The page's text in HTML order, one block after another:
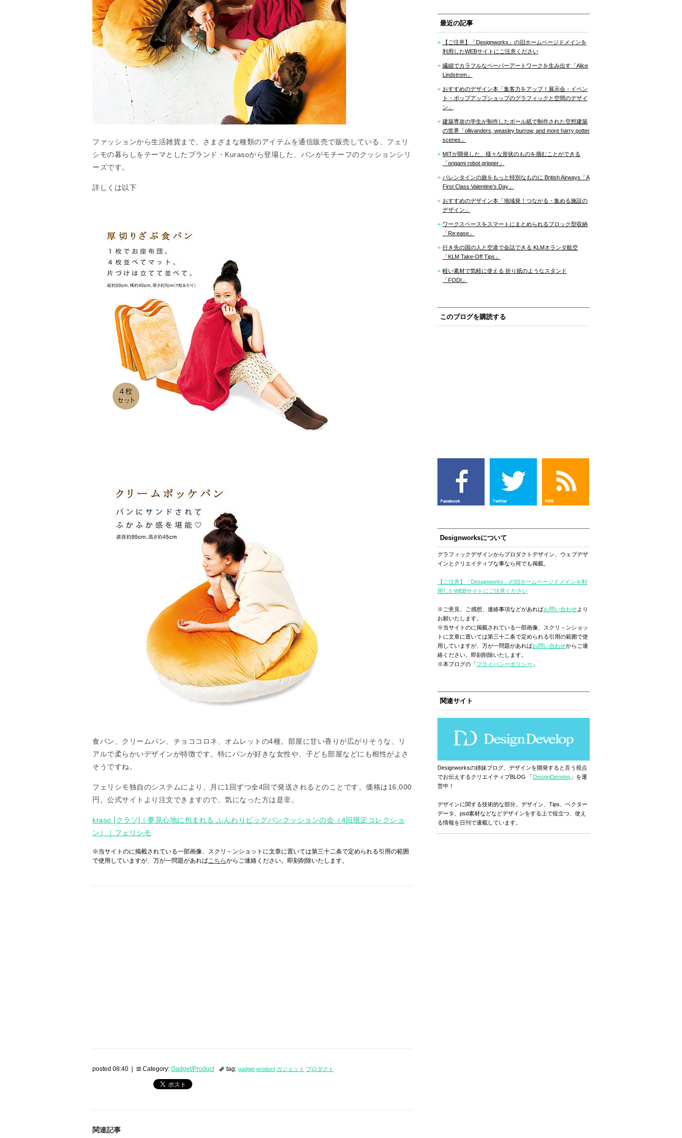
ファッションから生活雑貨まで、さまざまな種類のアイテムを通信販売で販売している、フェリ
シモの暮らしをテーマとしたブランド・Kurasoから登場した、パンがモチーフのクッションシリ
ーズです。
詳しくは以下
食パン、クリームパン、チョココロネ、オムレットの4種。部屋に甘い香りが広がりそうな、リ
アルで柔らかいデザインが特徴です。特にパンが好きな女性や、子ども部屋などにも相性がよさ
そうですね。
フェリシモ独自のシステムにより、月に1回ずつ全4回で発送されるとのことです。価格は16,000
円。公式サイトより注文できますので、気になった方は是非。
kraso [クラソ]｜夢見心地に包まれる ふんわりビッグパンクッションの会（4回限定コレクショ
ン）｜フェリシモ
※当サイトのに掲載されている一部画像、スクリ－ンショットに文章に置いては第三十二条で定められる引用の範囲
で使用していますが、万が一問題があればこちらからご連絡ください。即刻削除いたします。
posted 08:40 | Category: Gadget/Product tag: gadget product ガジェット プロダクト
関連記事
最近の記事
【ご注意】「Designworks」の旧ホームページドメインを
利用したWEBサイトにご注意ください
繊細でカラフルなペーパーアートワークを生み出す「Alice
Lindstrom」
おすすめのデザイン本「集客力をアップ！展示会・イベン
ト・ポップアップショップのグラフィックと空間のデザイ
ン」
建築専攻の学生が制作したボール紙で制作された空想建築
の世界「ollivanders, weasley burrow, and more harry potter
scenes」
MITが開発した、様々な形状のものを掴むことができる
「origami robot gripper」
バレンタインの旅をもっと特別なものに British Airways「A
First Class Valentine’s Day」
おすすめのデザイン本「地域発！つながる・集める施設の
デザイン」
ワークスペースをスマートにまとめられるブロック型収納
「Re:ease」
行き先の国の人と空港で会話できる KLMオランダ航空
「KLM Take-Off Tips」
軽い素材で気軽に使える 折り紙のようなスタンド
「FODI」
このブログを購読する
Designworksについて
グラフィックデザインからプロダクトデザイン、ウェブデザ
インとクリエイティブな事なら何でも掲載。
【ご注意】「Designworks」の旧ホームページドメインを利
用したWEBサイトにご注意ください
※ご意見、ご感想、連絡事項などがあればお問い合わせより
お願いたします。
※当サイトのに掲載されている一部画像、スクリ－ンショッ
トに文章に置いては第三十二条で定められる引用の範囲で使
用していますが、万が一問題があればお問い合わせからご連
絡ください。即刻削除いたします。
※本ブログの「プライバシーポリシー 」
関連サイト
Designworksの姉妹ブログ、デザインを開発すると言う視点
でお伝えするクリエイティブBLOG 「DesignDevelop 」を運
営中！
デザインに関する技術的な部分。デザイン、Tips、ベクター
データ、psd素材などなどデザインをする上で役立つ、使え
る情報を日刊で連載しています。